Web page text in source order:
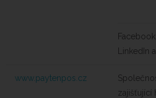
Facebook,
LinkedIn
www.paytenpos.cz
zajišťující